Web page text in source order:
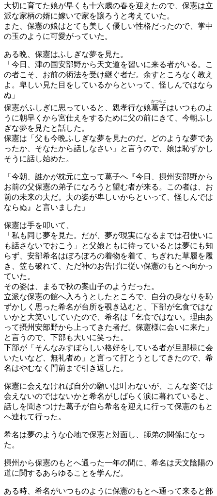
大切に育てた娘が早くも十六歳の春を迎えたので、保憲は立
派な家柄の婿に嫁いで家を譲ろうと考えていた。
また、保憲の娘はとても美しく優しい性格だったので、掌中
の玉のように可愛がっていた。
ある晩、保憲はふしぎな夢を見た。
「今日、津の国安部野から天文道を習いに来る者がいる。こ
の者こそ、お前の術法を受け継ぐ者だ。余すところなく教え
よ。卑しい見た目をしているからといって、怪しんではなら
ぬ」
保憲がふしぎに思っていると、親孝行な娘葛子
かつらこ
はいつものよ
うに朝早くから宮仕えをするために父の前にきて、今朝ふし
ぎな夢を見たと話した。
保憲は「父も今晩ふしぎな夢を見たのだ。どのような夢であ
ったか、そなたから話しなさい」と言うので、娘は恥ずかし
そうに話し始めた。
「今朝、誰かが枕元に立って葛子へ『今日、摂州安部野から
お前の父保憲の弟子になろうと望む者が来る。この者は、お
前の未来の夫だ。夫の姿が卑しいからといって、怪しんでは
ならぬ』と言いました」
保憲は手を叩いて、
「私も同じ夢を見た。だが、夢が現実になるまでは召使いに
も話さないでおこう」と父娘ともに待っているとは夢にも知
らず、安部希名はぼろぼろの着物を着て、ちぎれた草履を履
き、笠も破れて、ただ神のお告げに従い保憲のもとへ向かっ
ていた。
その姿は、まるで秋の案山子のようだった。
立派な保憲の館へ入ろうとしたところで、自分の身なりを恥
ずかしく思った希名が台所を覗き込むと、下部が乞食ではな
いかと大笑いしていたので、希名は「乞食ではない。理由あ
って摂州安部野から上ってきた者だ。保憲様に会いに来た」
と言うので、下部も大いに笑った。
下部が「そんなみすぼらしい格好をしている者が旦那様に会
いたいなど、無礼者め」と言って打とうとしてきたので、希
名はやむなく門前まで引き返した。
保憲に会えなければ自分の願いは叶わないが、こんな姿では
会えないのではないかと希名がしばらく涙に暮れていると、
話しを聞きつけた葛子が自ら希名を迎えに行って保憲のもと
へ連れて行った。
希名は夢のような心地で保憲と対面し、師弟の関係になっ
た。
摂州から保憲のもとへ通った一年の間に、希名は天文陰陽の
道に関するあらゆることを学んだ。
ある時、希名がいつものように保憲のもとへ通って来ると部